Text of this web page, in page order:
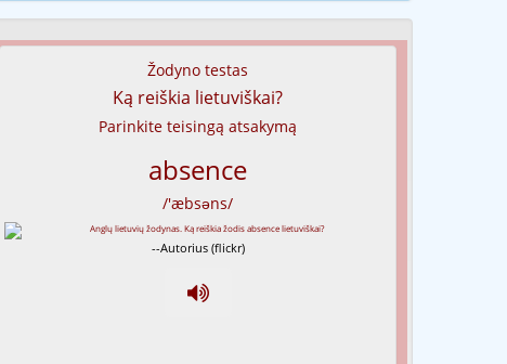
Žodyno testas
Ką reiškia lietuviškai?
Parinkite teisingą atsakymą
absence
/'æbsəns/
--Autorius (flickr)